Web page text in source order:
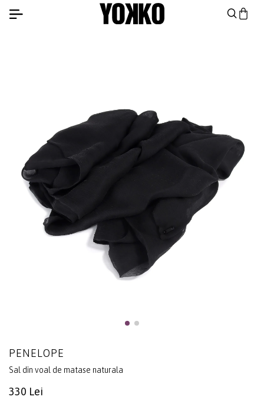
PENELOPE
Sal din voal de matase naturala
330 Lei